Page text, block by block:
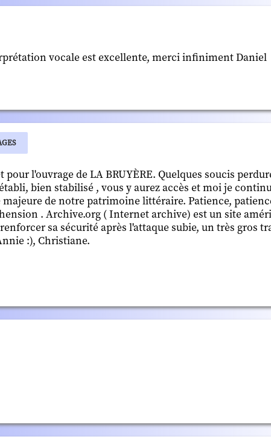
vocale est excellente, merci infiniment Daniel
l'ouvrage de LA BRUYÈRE. Quelques soucis
bien stabilisé , vous y aurez accès et moi je
de notre patrimoine littéraire. Patience,
. Archive.org ( Internet archive) est un site
sa sécurité après l'attaque subie, un très gros
:), Christiane.